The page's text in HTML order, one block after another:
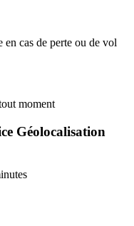
en cas de perte ou de vol
moment
Géolocalisation